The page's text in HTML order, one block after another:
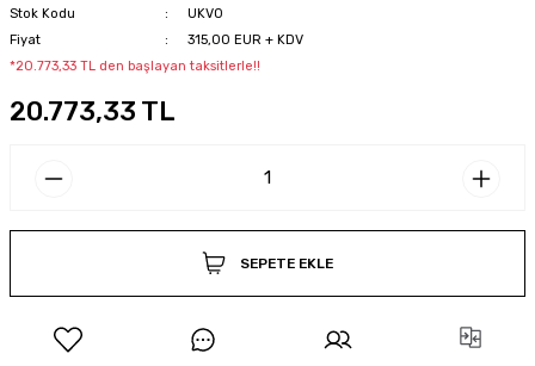
Stok Kodu
UKV0
Fiyat
315,00 EUR + KDV
*20.773,33 TL den başlayan taksitlerle!!
20.773,33 TL
SEPETE EKLE